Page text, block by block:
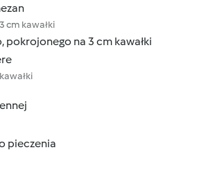
cm kawałki
pokrojonego na 3 cm kawałki
pieczenia